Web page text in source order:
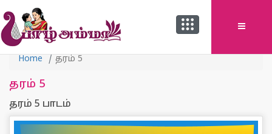
Home தரம் 5
தரம் 5
தரம் 5 பாடம்